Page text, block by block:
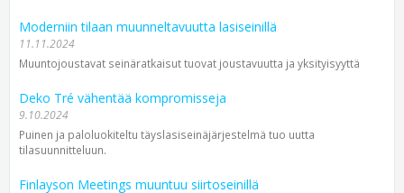
Moderniin tilaan muunneltavuutta lasiseinillä
11.11.2024
Muuntojoustavat seinäratkaisut tuovat joustavuutta ja yksityisyyttä
Deko Tré vähentää kompromisseja
9.10.2024
Puinen ja paloluokiteltu täyslasiseinäjärjestelmä tuo uutta
tilasuunnitteluun.
Finlayson Meetings muuntuu siirtoseinillä